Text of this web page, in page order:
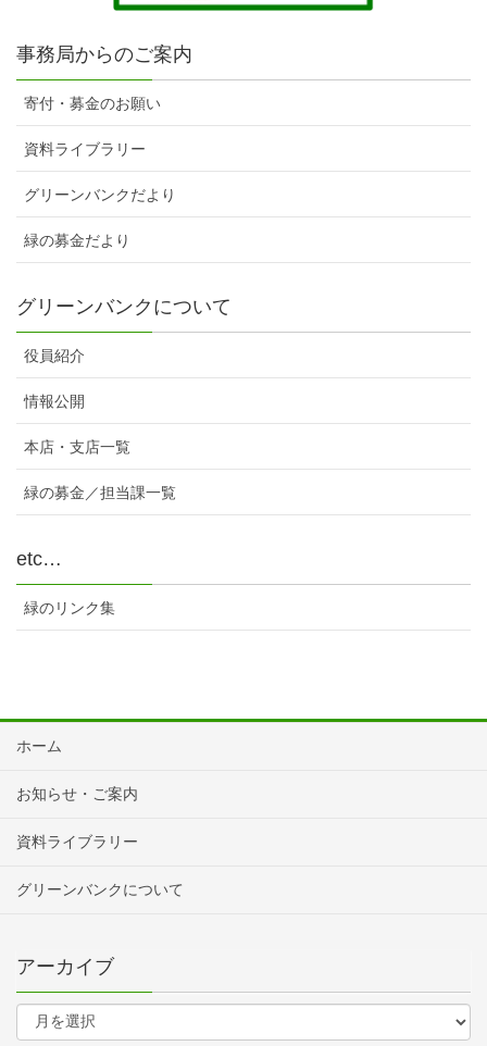
事務局からのご案内
寄付・募金のお願い
資料ライブラリー
グリーンバンクだより
緑の募金だより
グリーンバンクについて
役員紹介
情報公開
本店・支店一覧
緑の募金／担当課一覧
etc…
緑のリンク集
ホーム
お知らせ・ご案内
資料ライブラリー
グリーンバンクについて
アーカイブ